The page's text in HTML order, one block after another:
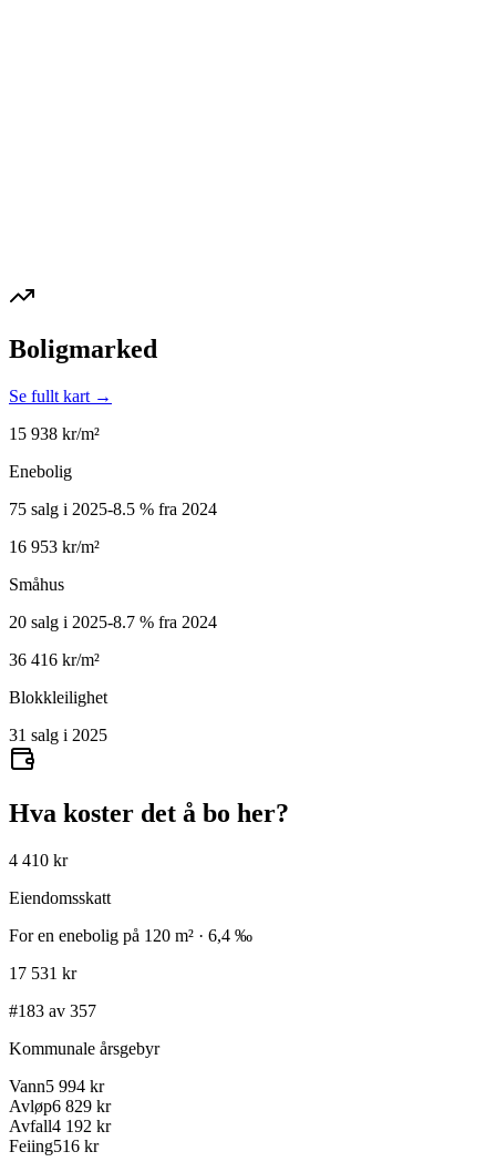
Boligmarked
Se fullt kart →
15 938 kr/m²
Enebolig
75 salg i 2025-8.5 % fra 2024
16 953 kr/m²
Småhus
20 salg i 2025-8.7 % fra 2024
36 416 kr/m²
Blokkleilighet
31 salg i 2025
Hva koster det å bo her?
4 410 kr
Eiendomsskatt
For en enebolig på 120 m² · 6,4 ‰
17 531 kr
#183 av 357
Kommunale årsgebyr
Vann5 994 kr
Avløp6 829 kr
Avfall4 192 kr
Feiing516 kr